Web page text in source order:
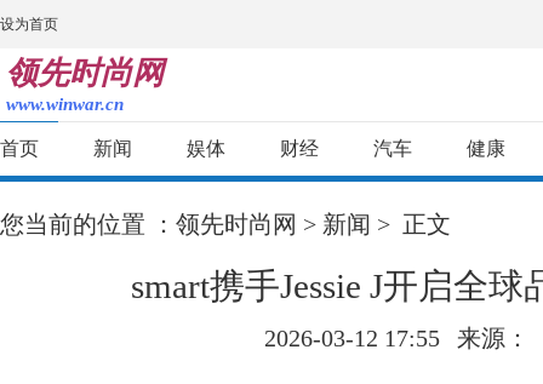
设为首页
领先时尚网
www.winwar.cn
首页 新闻 娱体 财经 汽车 健康
您当前的位置 ： 领先时尚网 > 新闻 > 正文
smart携手Jessie J开启全球
2026-03-12 17:55 来源：